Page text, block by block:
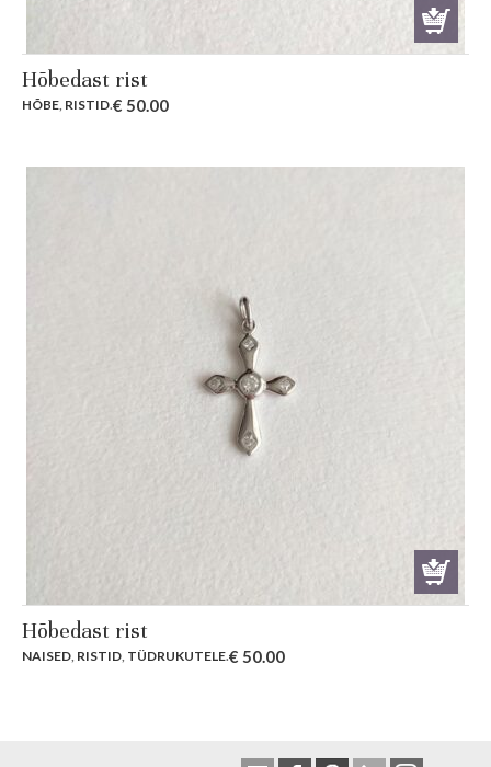
Hõbedast rist
HÕBE RISTID.€ 50.00
Hõbedast rist
NAISED, RISTID, TÜDRUKUTELE.€ 50.00